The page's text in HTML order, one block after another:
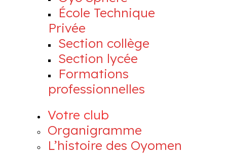
École Technique
Privée
Section collège
Section lycée
Formations
professionnelles
Votre club
Organigramme
L’histoire des Oyomen